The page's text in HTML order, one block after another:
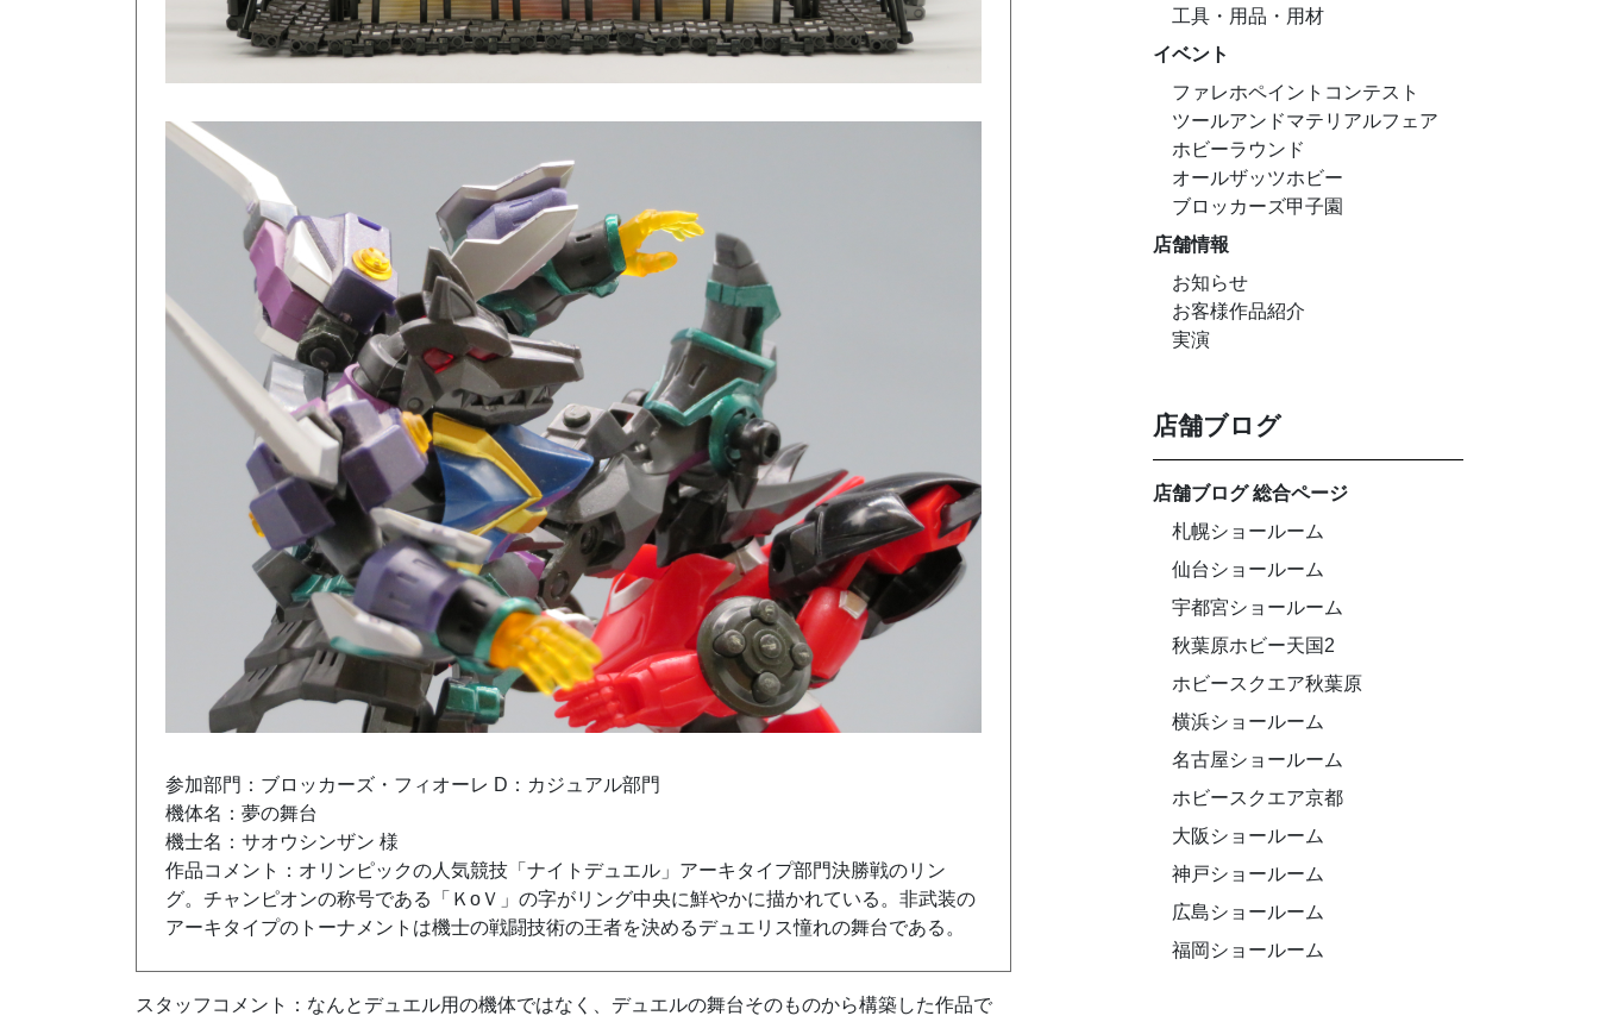
参加部門： ブロッカーズ・フィオーレ D：カジュアル部門
機体名：夢の舞台
機士名：サオウシンザン 様
作品コメント：オリンピックの人気競技「ナイトデュエル」アーキタイプ部門決勝戦のリン
グ。チャンピオンの称号である「Ｋ oＶ」の字がリング中央に鮮やかに描かれている。非武装の
アーキタイプのトーナメントは機士の戦闘技術の王者を決めるデュエリス憧れの舞台である。
スタッフコメント：なんとデュエル用の機体ではなく、デュエルの舞台そのものから構築した作品で
工具・用品・用材
イベント
ファレホペイントコンテスト
ツールアンドマテリアルフェア
ホビーラウンド
オールザッツホビー
ブロッカーズ甲子園
店舗情報
お知らせ
お客様作品紹介
実演
店舗ブログ
店舗ブログ 総合ページ
札幌ショールーム
仙台ショールーム
宇都宮ショールーム
秋葉原ホビー天国2
ホビースクエア秋葉原
横浜ショールーム
名古屋ショールーム
ホビースクエア京都
大阪ショールーム
神戸ショールーム
広島ショールーム
福岡ショールーム